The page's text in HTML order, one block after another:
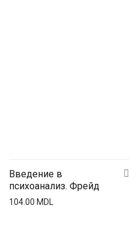
Введение в
психоанализ. Фрейд
104.00 MDL